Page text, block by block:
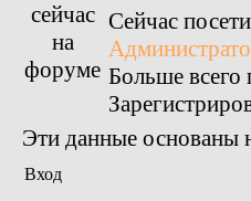
Сейчас
Больше всего
Эти данные основаны
Вход